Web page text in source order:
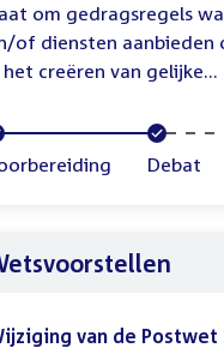
om gedragsregels
of diensten aanbieden
het creëren van gelijke...
Voltooid:
Debat
van de